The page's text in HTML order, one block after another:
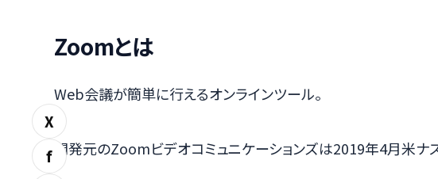
X
f
Zoomとは
Web会議が簡単に行えるオンラインツール。
開発元のZoomビデオコミュニケーションズは2019年4月米ナ